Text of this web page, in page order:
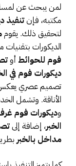
لمن يبحث عن لمسة
مكتبه، فإنتنفيذ
لتحقيق ذلك. يقوم
الديكورات
فوم للحوائط أو
ديكورات فوم في
تصميم عصري
الأناقة. وتشمل
وديكورات فوم
الخبر، إضافة إلى
مداخل بالخبر